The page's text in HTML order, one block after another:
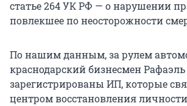
статье 264 УК РФ — о нарушении
повлекшее по неосторожности
По нашим данным, за рулем
краснодарский бизнесмен
зарегистрированы ИП, которые
центром восстановления